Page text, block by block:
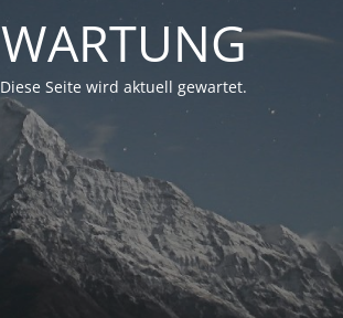
WARTUNG
Diese Seite wird aktuell gewartet.